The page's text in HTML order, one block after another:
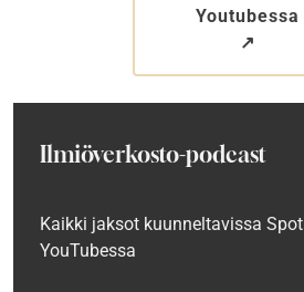
Youtubessa
↗︎
Ilmiöverkosto-podcast
Kaikki jaksot kuunneltavissa
YouTubessa